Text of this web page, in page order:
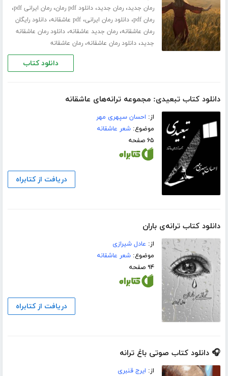
رمان جدید،رمان جدید،دانلود pdf رمان ،رمان ایرانی pdf ،
رمان pdf ،دانلود رمان ایرانی،pdf عاشقانه ،دانلود رایگان
رمان عاشقانه،رمان جدید عاشقانه،دانلود رمان عاشقانه
جدید،دانلود رمان عاشقانه،رمان عاشقانه
دانلود کتاب
دانلود کتاب تبعیدی: مجموعه ترانه‌های عاشقانه
از: احسان سپهری مهر
موضوع:شعر عاشقانه
۶۵ صفحه
دریافت از کتابراه
دانلود کتاب ترانه‌ی باران
از: عادل شیرازی
موضوع:شعر عاشقانه
۹۴ صفحه
دریافت از کتابراه
🎧 دانلود کتاب صوتی باغ ترانه
از: ایرج قنبری